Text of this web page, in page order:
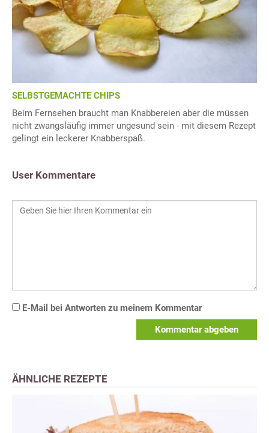
SELBSTGEMACHTE CHIPS
Beim Fernsehen braucht man Knabbereien aber die müssen
nicht zwangsläufig immer ungesund sein - mit diesem Rezept
gelingt ein leckerer Knabberspaß.
User Kommentare
E-Mail bei Antworten zu meinem Kommentar
Kommentar abgeben
ÄHNLICHE REZEPTE